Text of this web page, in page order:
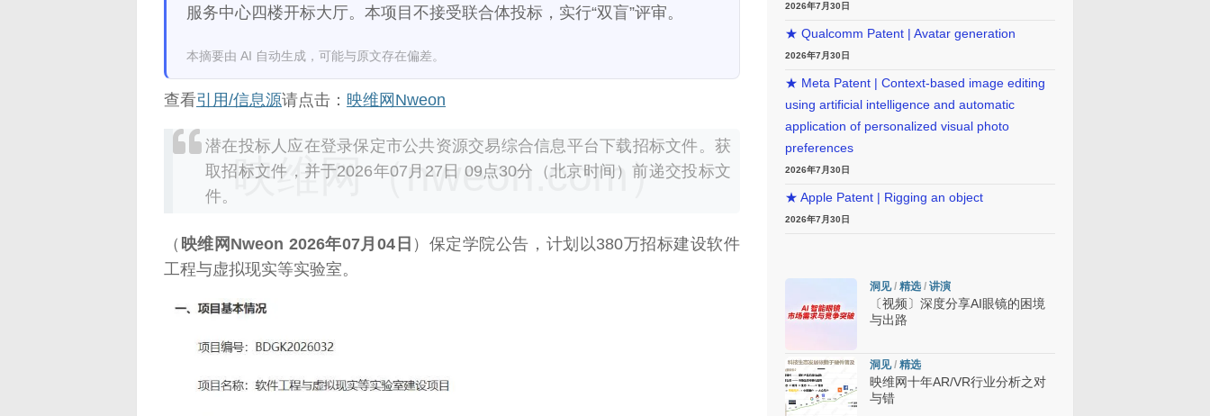
服务中心四楼开标大厅。本项目不接受联合体投标，实行“双盲”评审。
本摘要由 AI 自动生成，可能与原文存在偏差。
查看引用/信息源请点击： 映维网Nweon
潜在投标人应在登录保定市公共资源交易综合信息平台下载招标文件。获
取招标文件，并于2026年07月27日 09点30分（北京时间）前递交投标文
件。
（ 映维网Nweon 2026年07月04日 ）保定学院公告，计划以380万招标建设软件
工程与虚拟现实等实验室。
映维网（nweon.com）
2026年7月30日
★ Qualcomm Patent | Avatar generation
2026年7月30日
★ Meta Patent | Context-based image editing
using artificial intelligence and automatic
application of personalized visual photo
preferences
2026年7月30日
★ Apple Patent | Rigging an object
2026年7月30日
洞见/ 精选 / 讲演
〔视频〕深度分享AI眼镜的困境
与出路
洞见/ 精选
映维网十年AR/VR行业分析之对
与错